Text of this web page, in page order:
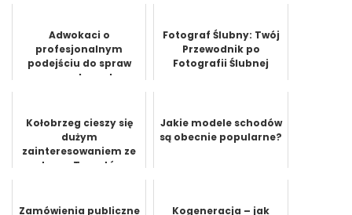
Adwokaci o
profesjonalnym
podejściu do spraw
rozwodowych
Fotograf Ślubny: Twój
Przewodnik po
Fotografii Ślubnej
Kołobrzeg cieszy się
dużym
zainteresowaniem ze
strony Turystów
Jakie modele schodów
są obecnie popularne?
Zamówienia publiczne Kogeneracja – jak